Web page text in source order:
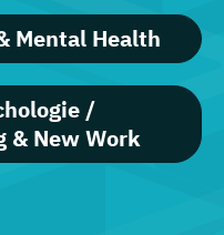
Mental Health
/
& New Work